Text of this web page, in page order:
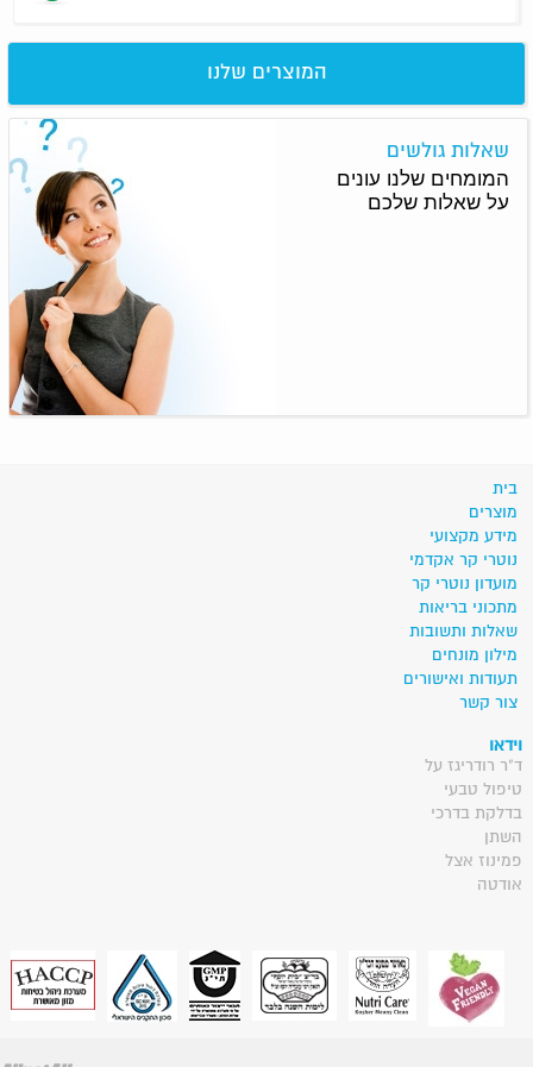
המוצרים שלנו
שאלות גולשים
המומחים שלנו עונים
על שאלות שלכם
בית
מוצרים
מידע מקצועי
נוטרי קר אקדמי
מועדון נוטרי קר
מתכוני בריאות
שאלות ותשובות
מילון מונחים
תעודות ואישורים
צור קשר
וידאו
ד"ר רודריגז על
טיפול טבעי
בדלקת בדרכי
השתן
פמינוז אצל
אודטה